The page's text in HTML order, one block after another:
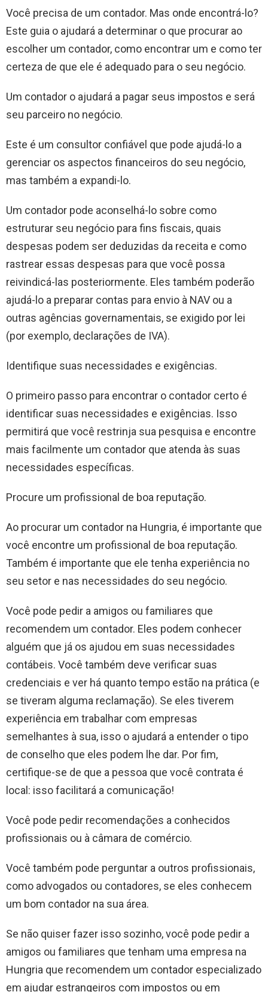
Você precisa de um contador. Mas onde encontrá-lo?
Este guia o ajudará a determinar o que procurar ao
escolher um contador, como encontrar um e como ter
certeza de que ele é adequado para o seu negócio.
Um contador o ajudará a pagar seus impostos e será
seu parceiro no negócio.
Este é um consultor confiável que pode ajudá-lo a
gerenciar os aspectos financeiros do seu negócio,
mas também a expandi-lo.
Um contador pode aconselhá-lo sobre como
estruturar seu negócio para fins fiscais, quais
despesas podem ser deduzidas da receita e como
rastrear essas despesas para que você possa
reivindicá-las posteriormente. Eles também poderão
ajudá-lo a preparar contas para envio à NAV ou a
outras agências governamentais, se exigido por lei
(por exemplo, declarações de IVA).
Identifique suas necessidades e exigências.
O primeiro passo para encontrar o contador certo é
identificar suas necessidades e exigências. Isso
permitirá que você restrinja sua pesquisa e encontre
mais facilmente um contador que atenda às suas
necessidades específicas.
Procure um profissional de boa reputação.
Ao procurar um contador na Hungria, é importante que
você encontre um profissional de boa reputação.
Também é importante que ele tenha experiência no
seu setor e nas necessidades do seu negócio.
Você pode pedir a amigos ou familiares que
recomendem um contador. Eles podem conhecer
alguém que já os ajudou em suas necessidades
contábeis. Você também deve verificar suas
credenciais e ver há quanto tempo estão na prática (e
se tiveram alguma reclamação). Se eles tiverem
experiência em trabalhar com empresas
semelhantes à sua, isso o ajudará a entender o tipo
de conselho que eles podem lhe dar. Por fim,
certifique-se de que a pessoa que você contrata é
local: isso facilitará a comunicação!
Você pode pedir recomendações a conhecidos
profissionais ou à câmara de comércio.
Você também pode perguntar a outros profissionais,
como advogados ou contadores, se eles conhecem
um bom contador na sua área.
Se não quiser fazer isso sozinho, você pode pedir a
amigos ou familiares que tenham uma empresa na
Hungria que recomendem um contador especializado
em ajudar estrangeiros com impostos ou em